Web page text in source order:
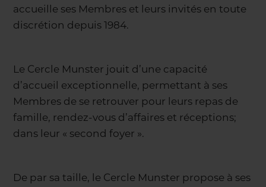
accueille ses Membres et leurs invités en toute
discrétion depuis 1984.
Le Cercle Munster jouit d’une capacité
d’accueil exceptionnelle, permettant à ses
Membres de se retrouver pour leurs repas de
famille, rendez-vous d’affaires et réceptions;
dans leur « second foyer ».
De par sa taille, le Cercle Munster propose à ses